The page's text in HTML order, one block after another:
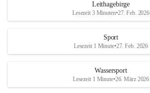
Maßnahmen zur Bekämpfung
Rebe und der Amerikanischen
Anhang VBl. EU Nr. 18
1 Seite•1,4 MB
Leithagebirge
Lesezeit 3 Minuten•27. Feb. 2026
Sport
Lesezeit 1 Minute•27. Feb. 2026
Wassersport
Lesezeit 1 Minute•26. März 2026